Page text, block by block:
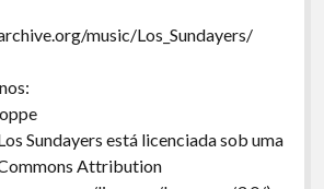
music/Los_Sundayers/
Sundayers está licenciada sob uma
Attribution